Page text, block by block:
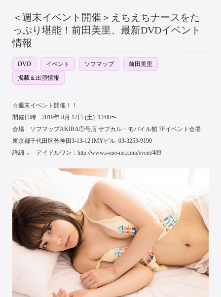
＜週末イベント開催＞えちえちナースをた
っぷり堪能！前田美里、最新DVDイベント
情報
DVD イベント ソフマップ
前田美里
掲載＆出演情報
☆週末イベント開催！！
開催日時 2019年 8月 17日 (土) 13:00〜
会場 ソフマップAKIBA①号店 サブカル・モバイル館 7Fイベント会場
東京都千代田区外神田3-13-12 IMYビル 03-3253-9190
詳細→ アイドルワン：http://www.i-one-net.com/event/409